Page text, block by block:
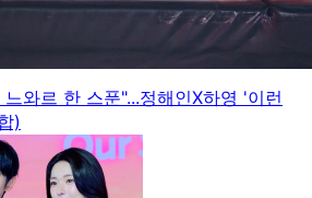
와르 한 스푼"...정해인X하영 '이런
)